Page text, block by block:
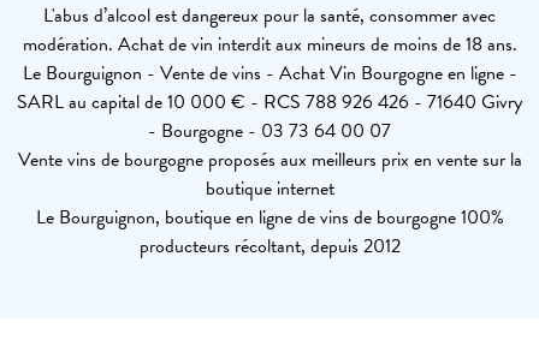
L'abus d’alcool est dangereux pour la santé, consommer avec
modération. Achat de vin interdit aux mineurs de moins de 18 ans.
Le Bourguignon - Vente de vins - Achat Vin Bourgogne en ligne -
SARL au capital de 10 000 € - RCS 788 926 426 - 71640 Givry
- Bourgogne - 03 73 64 00 07
Vente vins de bourgogne proposés aux meilleurs prix en vente sur la
boutique internet
Le Bourguignon, boutique en ligne de vins de bourgogne 100%
producteurs récoltant, depuis 2012